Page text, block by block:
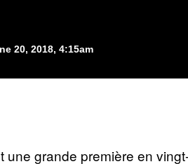
20, 2018, 4:15am
une grande première en